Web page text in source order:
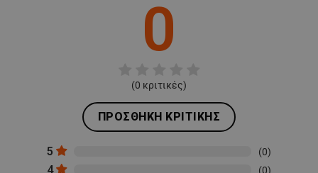
0
(0 κριτικές)
ΠΡΟΣΘΉΚΗ ΚΡΙΤΙΚΉΣ
5 (0)
4 (0)